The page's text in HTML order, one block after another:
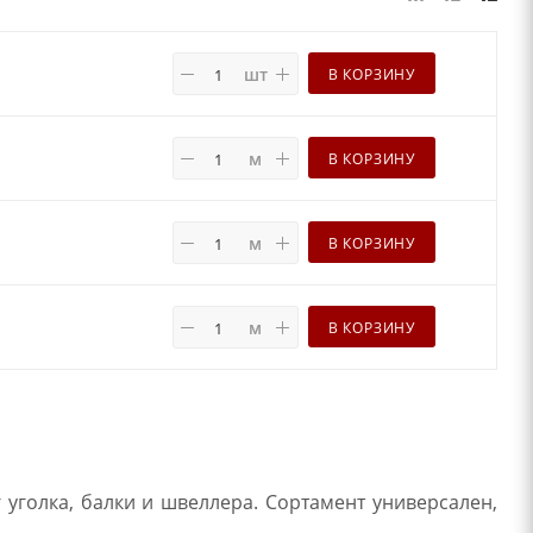
шт В КОРЗИНУ
м В КОРЗИНУ
м В КОРЗИНУ
м В КОРЗИНУ
балки и швеллера. Сортамент универсален,